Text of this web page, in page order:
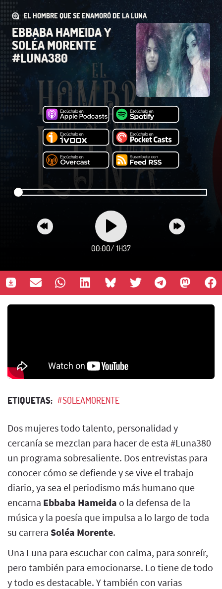
EL HOMBRE QUE SE ENAMORÓ DE LA LUNA
EBBABA HAMEIDA Y
SOLÉA MORENTE
#LUNA380
00:00/ 1H37
ETIQUETAS: #SOLEAMORENTE
Dos mujeres todo talento, personalidad y
cercanía se mezclan para hacer de esta #Luna380
un programa sobresaliente. Dos entrevistas para
conocer cómo se defiende y se vive el trabajo
diario, ya sea el periodismo más humano que
encarna Ebbaba Hameida o la defensa de la
música y la poesía que impulsa a lo largo de toda
su carrera Soléa Morente.
Una Luna para escuchar con calma, para sonreír,
pero también para emocionarse. Lo tiene de todo
y todo es destacable. Y también con varias